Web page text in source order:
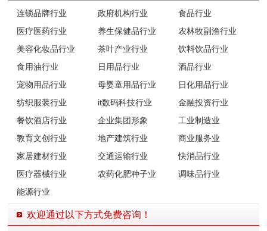
连锁品牌行业 政府机构行业
食品行业
医疗医药行业
养生保健品行业
农林牧副渔行业
美容化妆品行业
茶叶产业行业
饮料饮品行业
食用油行业
日用品行业
酒品行业
宠物用品行业
母婴童用品行业
日化用品行业
纺织服装行业
it数码科技行业
金融投资行业
餐饮酒店行业
企业集团形象
工业制造业
教育文创行业
地产建筑行业
商业服务业
家居建材行业
交通运输行业
快消品行业
医疗器械行业
农药化肥种子业
调味品行业
能源行业
欢迎通过以下方式免费咨询！